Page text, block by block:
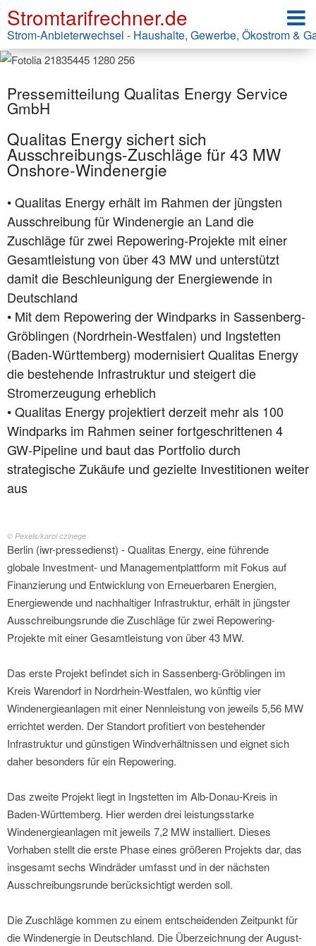
Stromtarifrechner.de
Strom-Anbieterwechsel - Haushalte, Gewerbe, Ökostrom &
Pressemitteilung Qualitas Energy Service
GmbH
Qualitas Energy sichert sich
Ausschreibungs-Zuschläge für 43 MW
Onshore-Windenergie
• Qualitas Energy erhält im Rahmen der jüngsten
Ausschreibung für Windenergie an Land die
Zuschläge für zwei Repowering-Projekte mit einer
Gesamtleistung von über 43 MW und unterstützt
damit die Beschleunigung der Energiewende in
Deutschland
• Mit dem Repowering der Windparks in Sassenberg-
Gröblingen (Nordrhein-Westfalen) und Ingstetten
(Baden-Württemberg) modernisiert Qualitas Energy
die bestehende Infrastruktur und steigert die
Stromerzeugung erheblich
• Qualitas Energy projektiert derzeit mehr als 100
Windparks im Rahmen seiner fortgeschrittenen 4
GW-Pipeline und baut das Portfolio durch
strategische Zukäufe und gezielte Investitionen weiter
aus
© Pexels/karol czinege
Berlin (iwr-pressedienst) - Qualitas Energy, eine führende
globale Investment- und Managementplattform mit Fokus auf
Finanzierung und Entwicklung von Erneuerbaren Energien,
Energiewende und nachhaltiger Infrastruktur, erhält in jüngster
Ausschreibungsrunde die Zuschläge für zwei Repowering-
Projekte mit einer Gesamtleistung von über 43 MW.
Das erste Projekt befindet sich in Sassenberg-Gröblingen im
Kreis Warendorf in Nordrhein-Westfalen, wo künftig vier
Windenergieanlagen mit einer Nennleistung von jeweils 5,56 MW
errichtet werden. Der Standort profitiert von bestehender
Infrastruktur und günstigen Windverhältnissen und eignet sich
daher besonders für ein Repowering.
Das zweite Projekt liegt in Ingstetten im Alb-Donau-Kreis in
Baden-Württemberg. Hier werden drei leistungsstarke
Windenergieanlagen mit jeweils 7,2 MW installiert. Dieses
Vorhaben stellt die erste Phase eines größeren Projekts dar, das
insgesamt sechs Windräder umfasst und in der nächsten
Ausschreibungsrunde berücksichtigt werden soll.
Die Zuschläge kommen zu einem entscheidenden Zeitpunkt für
die Windenergie in Deutschland. Die Überzeichnung der August-